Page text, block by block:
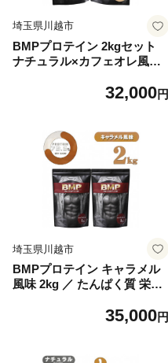
埼玉県川越市
BMPプロテイン 2kgセット
ナチュラル×カフェオレ風味
給 ホエイプロテイン 埼玉県
32,000円
埼玉県川越市
BMPプロテイン キャラメル
風味 2kg ／ たんぱく質 栄養
35,000円